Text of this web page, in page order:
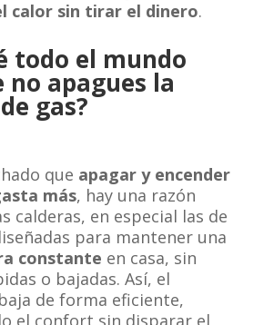
calor sin tirar el dinero.
todo el mundo
no apagues la
gas?
que apagar y encender
más, hay una razón
calderas, en especial las de
para mantener una
constante en casa, sin
o bajadas. Así, el
de forma eficiente,
el confort sin disparar el